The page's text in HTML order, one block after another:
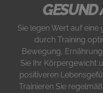
GESUND
Sie legen Wert auf
durch Training
Bewegung,
Sie Ihr Körpergewicht
positiveren
Trainieren Sie